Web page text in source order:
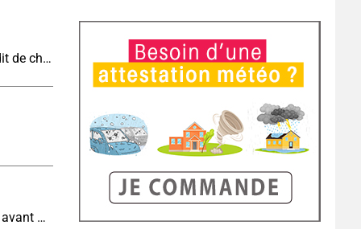
Vague de chaleur et canicule : vers un record inédit de chaleur durable en France
Météo demain : très fortes chaleurs au sud-ouest avant des orages, jusqu'à 39°C